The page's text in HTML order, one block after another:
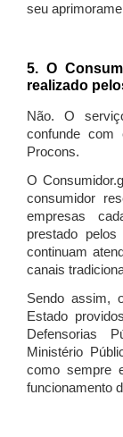
seu
5. O
realizado
Não. O
confunde com
Procons.
O
consumidor
empresas
prestado
continuam
canais
Sendo assim,
Estado
Defensorias
Ministério
como sempre
funcionamento